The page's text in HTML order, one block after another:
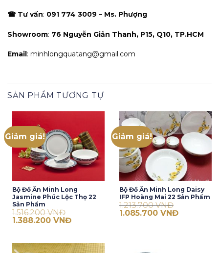
☎ Tư vấn: 091 774 3009 – Ms. Phượng
Showroom: 76 Nguyễn Giản Thanh, P15, Q10, TP.HCM
Email: minhlongquatang@gmail.com
SẢN PHẨM TƯƠNG TỰ
Giảm giá!
Bộ Đồ Ăn Minh Long
Jasmine Phúc Lộc Thọ 22
Sản Phẩm
1.516.200VNĐ
Giá
gốc
1.388.200 VNĐGiá
1.388.200 VNĐ.
Giảm giá!
Bộ Đồ Ăn Minh Long Daisy
IFP Hoàng Mai 22 Sản Phẩm
1.213.700VNĐ
Giá
gốc
1.085.700 VNĐGiá